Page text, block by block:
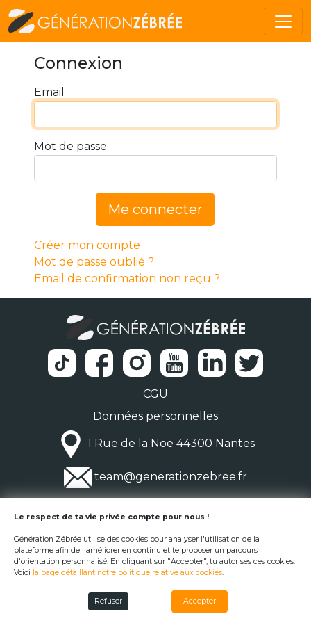
Connexion
Email
Mot de passe
Me connecter
Créer mon compte
Mot de passe oublié ?
Email de confirmation non reçu ?
CGU
Données personnelles
1 Rue de la Noë 44300 Nantes
team@generationzebree.fr
© Génération Zébrée 2026
Le respect de ta vie privée compte pour nous !
Génération Zébrée utilise des cookies pour analyser l'utilisation de la
plateforme afin de l'améliorer en continu et te proposer un parcours
d'orientation personnalisé. En cliquant sur "Accepter", tu autorises ces cookies.
Voici la page détaillant notre politique relative aux cookies.
Refuser Accepter